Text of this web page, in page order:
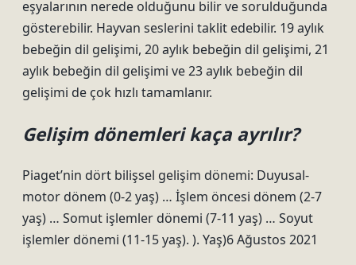
eşyalarının nerede olduğunu bilir ve sorulduğunda
gösterebilir. Hayvan seslerini taklit edebilir. 19 aylık
bebeğin dil gelişimi, 20 aylık bebeğin dil gelişimi, 21
aylık bebeğin dil gelişimi ve 23 aylık bebeğin dil
gelişimi de çok hızlı tamamlanır.
Gelişim dönemleri kaça ayrılır?
Piaget’nin dört bilişsel gelişim dönemi: Duyusal-
motor dönem (0-2 yaş) … İşlem öncesi dönem (2-7
yaş) … Somut işlemler dönemi (7-11 yaş) … Soyut
işlemler dönemi (11-15 yaş). ). Yaş)6 Ağustos 2021